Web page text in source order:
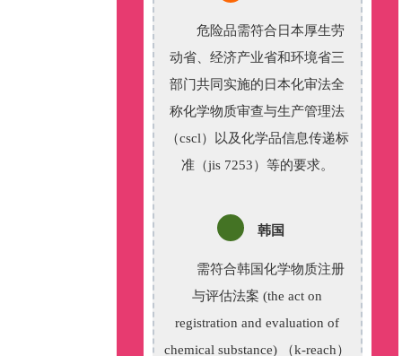
危险品需符合日本厚生劳
动省、经济产业省和环境省三
部门共同实施的日本化审法全
称化学物质审查与生产管理法
（cscl）以及化学品信息传递标
准（jis 7253）等的要求。
韩国
需符合韩国化学物质注册
与评估法案 (the act on
registration and evaluation of
chemical substance) （k-reach）